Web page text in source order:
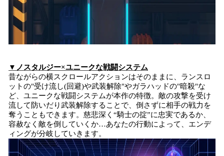
▼ノスタルジー×ユニークな戦闘システム
昔ながらの横スクロールアクションはそのままに、ランスロ
ットの"受け流し(回避)や武装解除"やガラハッドの"暗殺"な
ど、ユニークな戦闘システムが本作の特徴。敵の攻撃を受け
流して防いだり武装解除することで、倒さずに相手の戦力を
奪うこともできます。慈悲深く“騎士の掟”に忠実であるか、
容赦なく敵を倒していくか…あなたの行動によって、エンデ
ィングが分岐していきます。